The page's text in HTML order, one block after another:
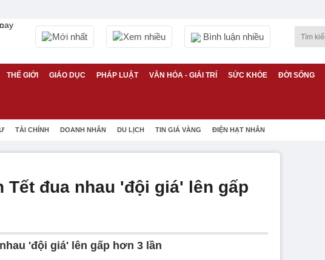
Mới nhất Xem nhiều Bình luận nhiều
THẾ GIỚI GIÁO DỤC PHÁP LUẬT VĂN HÓA - GIẢI TRÍ SỨC KHỎE ĐỜI SỐNG
TÀI CHÍNH DOANH NHÂN DU LỊCH TIN GIÁ VÀNG ĐIỆN HẠT NHÂN
Tết đua nhau 'đội giá' lên gấp
'đội giá' lên gấp hơn 3 lần